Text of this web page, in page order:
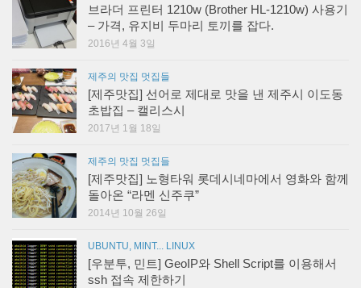
브라더 프린터 1210w (Brother HL-1210w) 사용기
– 가격, 유지비 두마리 토끼를 잡다.
2016년 4월 3일
제주의 맛집 멋집들
[제주맛집] 선어로 제대로 맛을 낸 제주시 이도동
초밥집 – 캘리스시
2017년 1월 18일
제주의 맛집 멋집들
[제주맛집] 노형타워 롯데시네마에서 영화와 함께
돌아온 “라멘 신주쿠”
2014년 10월 26일
UBUNTU, MINT... LINUX
[우분투, 민트] GeoIP와 Shell Script를 이용해서
ssh 접속 제한하기